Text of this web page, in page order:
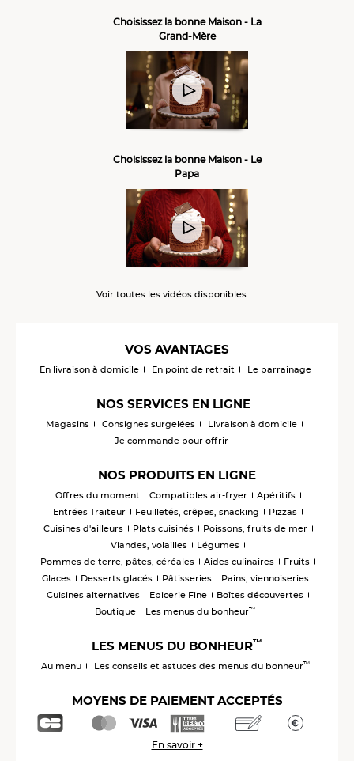
Choisissez la bonne Maison - La
Grand-Mère
Choisissez la bonne Maison - Le
Papa
Voir toutes les vidéos disponibles
VOS AVANTAGES
En livraison à domicile En point de retrait Le parrainage
NOS SERVICES EN LIGNE
Magasins Consignes surgelées
Livraison à domicile
Je commande pour offrir
NOS PRODUITS EN LIGNE
Offres du moment Compatibles air-fryer
Apéritifs
Entrées Traiteur
Feuilletés, crêpes, snacking
Pizzas
Cuisines d'ailleurs
Plats cuisinés
Poissons, fruits de mer
Viandes, volailles
Légumes
Pommes de terre, pâtes, céréales
Aides culinaires
Fruits
Glaces
Desserts glacés Pâtisseries
Pains, viennoiseries
Cuisines alternatives
Epicerie Fine
Boîtes découvertes
Boutique
Les menus du bonheur™
LES MENUS DU BONHEUR™
Au menu Les conseils et astuces des menus du bonheur™
MOYENS DE PAIEMENT ACCEPTÉS
En savoir +